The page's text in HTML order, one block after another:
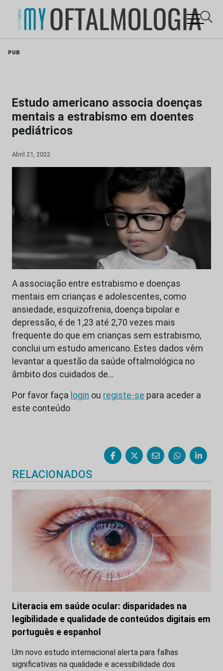
PUB
Estudo americano associa doenças
mentais a estrabismo em doentes
pediátricos
Abril 21, 2022
A associação entre estrabismo e doenças
mentais em crianças e adolescentes, como
ansiedade, esquizofrenia, doença bipolar e
depressão, é de 1,23 até 2,70 vezes mais
frequente do que em crianças sem estrabismo,
conclui um estudo americano. Estes dados vêm
levantar a questão da saúde oftalmológica no
âmbito dos cuidados de…
Por favor faça login ou registe-se para aceder a
este conteúdo
RELACIONADOS
Literacia em saúde ocular: disparidades na
legibilidade e qualidade de conteúdos digitais em
português e espanhol
Um novo estudo internacional alerta para falhas
significativas na qualidade e acessibilidade dos